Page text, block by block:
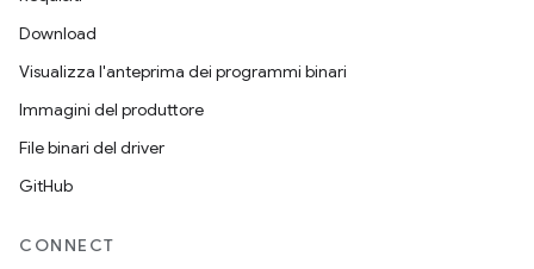
Download
Visualizza l'anteprima dei programmi binari
Immagini del produttore
File binari del driver
GitHub
CONNECT